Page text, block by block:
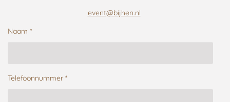
event@bijhen.nl
Naam *
Telefoonnummer *